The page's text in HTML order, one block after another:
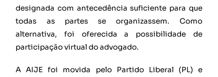
designada com antecedência suficiente para que
todas as partes se organizassem. Como
alternativa, foi oferecida a possibilidade de
participação virtual do advogado.
A AIJE foi movida pelo Partido Liberal (PL) e